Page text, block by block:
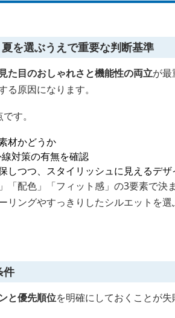
を選ぶうえで重要な判断基準
見た目のおしゃれさと機能性の両立が最
原因になります。
す。
材かどうか
対策の有無を確認
しつつ、スタイリッシュに見えるデ
配色」「フィット感」の3要素で決ま
リングやすっきりしたシルエットを
件
と優先順位を明確にしておくことが失